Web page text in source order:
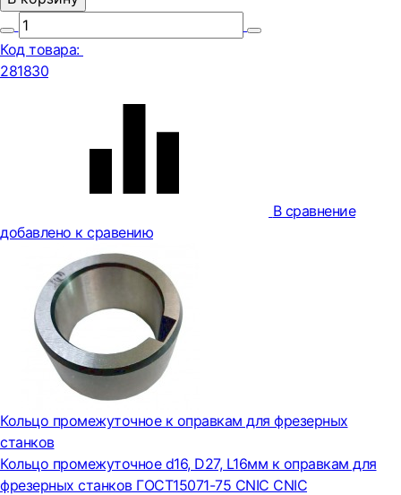
Код товара:
281830
В сравнение
добавлено к сравению
Кольцо промежуточное к оправкам для фрезерных
станков
Кольцо промежуточное d16, D27, L16мм к оправкам для
фрезерных станков ГОСТ15071-75 CNIC CNIC